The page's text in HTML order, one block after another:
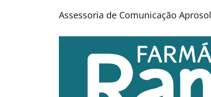
Assessoria de Comunicação Aprosol